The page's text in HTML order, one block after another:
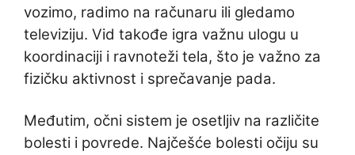
vozimo, radimo na računaru ili gledamo
televiziju. Vid takođe igra važnu ulogu u
koordinaciji i ravnoteži tela, što je važno za
fizičku aktivnost i sprečavanje pada.
Međutim, očni sistem je osetljiv na različite
bolesti i povrede. Najčešće bolesti očiju su